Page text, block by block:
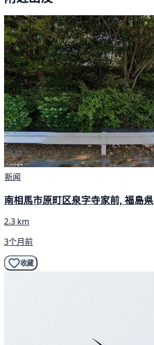
新闻
南相馬市原町区泉字寺家前, 福島県
2.3 km
3个月前
收藏